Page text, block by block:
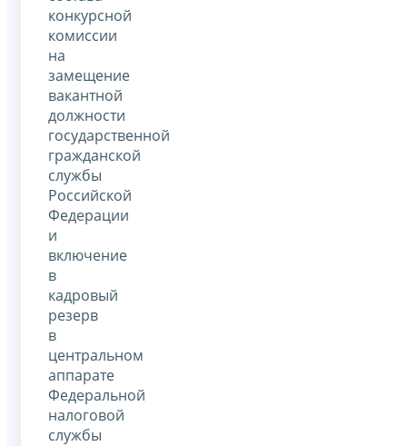
конкурсной
комиссии
на
замещение
вакантной
должности
государственной
гражданской
службы
Российской
Федерации
и
включение
в
кадровый
резерв
в
центральном
аппарате
Федеральной
налоговой
службы